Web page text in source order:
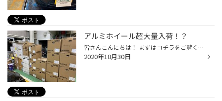
アルミホイール超大量入荷！？
皆さんこんにちは！ まずはコチラをご覧ください。 写真はごく一部のものですが・・・・ ご成約いただいた品や在庫品など、アルミホイールが大量に 入荷しました～！！！！ 箱を動かしたりしている際に思わず、 「アルミホイールのカベだ・・・・」 なんて思ってしまうほどの量でした(笑) 運ぶ際や...
2020年10月30日